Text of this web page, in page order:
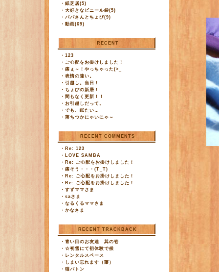
・ 紙芝居(5)
・ 大好きなビニール袋(5)
・ パパさんとちょび(9)
・ 動画(69)
RECENT
・ 123
・ ご心配をお掛けしました！
・ 痛ぇ～！やっちゃった(>_
・ 表情の違い。
・ 引越し。当日！
・ ちょびの新居！
・ 間もなく更新！！
・ お引越しだって。
・ でも、眠たい…
・ 落ちつかにゃいにゃ～
RECENT COMMENTS
・ Re: 123
・ LOVE SAMBA
・ Re: ご心配をお掛けしました！
・ 痛そう・・・(T_T)
・ Re: ご心配をお掛けしました！
・ Re: ご心配をお掛けしました！
・ すずママさま
・ saさま
・ なるくるママさま
・ かなさま
RECENT TRACKBACK
・ 青い目のお友達 其の壱
・ ☆初雪にて初体験で候
・ レンタルスペース
・ しまい忘れます（藤）
・ 猫バトン